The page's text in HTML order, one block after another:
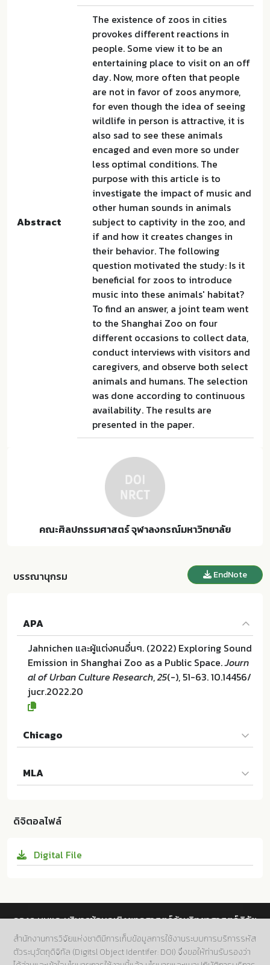
Abstract
The existence of zoos in cities
provokes different reactions in
people. Some view it to be an
entertaining place to visit on an off
day. Now, more often that people
are not in favor of zoos anymore,
for even though the idea of seeing
wildlife in person is attractive, it is
also sad to see these animals
encaged and even more so under
less optimal conditions. The
purpose with this article is to
investigate the impact of music and
other human sounds in animals
subject to captivity in the zoo, and
if and how it creates changes in
their behavior. The following
question motivated the study: Is it
beneficial for zoos to introduce
music into these animals' habitat?
To find an answer, a joint team went
to the Shanghai Zoo on four
different occasions to collect data,
conduct interviews with visitors and
caregivers, and observe both select
animals and humans. The selection
was done according to continuous
availability. The results are
presented in the paper.
คณะศิลปกรรมศาสตร์ จุฬาลงกรณ์มหาวิทยาลัย
บรรณานุกรม EndNote
APA
Jahnichen และผู้แต่งคนอื่นๆ. (2022) Exploring Sound
Emission in Shanghai Zoo as a Public Space.Journ
al of Urban Culture Research,25(-), 51-63. 10.14456/
jucr.2022.20
Chicago
ion in Shanghai Zoo as a Public Space". Journal of
Urban Culture Research 25 (2022):51-63. 10.14456/j
MLA
ne and Applied Arts Chulalongkorn Universit
ดิจิตอลไฟล์
Digital File
กองระบบและบริหารข้อมูลเชิงยุทธศาสตร์ด้านวิทยาศาสตร์ วิจัย
และนวัตกรรม สำนักงานการวิจัยแห่งชาติ (วช.)
ที่อยู่.196 ถนนพหลโยธิน แขวงลาดยาว เขตจตุจักร กทม.
สำนักงานการวิจัยแห่งชาติมีการเก็บข้อมูลการใช้งานระบบการบริการรหัส
ตัวระบุวัตถุดิจิทัล (Digitsl Object Identifer: DOI) จึงขอให้ท่านรับรองว่า